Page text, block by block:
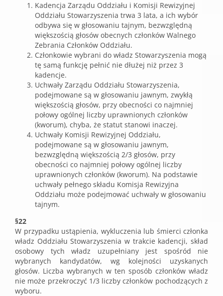
Kadencja Zarządu Oddziału i Komisji Rewizyjnej
Oddziału Stowarzyszenia trwa 3 lata, a ich wybór
odbywa się w głosowaniu tajnym, bezwzględną
większością głosów obecnych członków Walnego
Zebrania Członków Oddziału.
Członkowie wybrani do władz Stowarzyszenia mogą
tę samą funkcję pełnić nie dłużej niż przez 3
kadencje.
Uchwały Zarządu Oddziału Stowarzyszenia,
podejmowane są w głosowaniu jawnym, zwykłą
większością głosów, przy obecności co najmniej
połowy ogólnej liczby uprawnionych członków
(kworum), chyba, że statut stanowi inaczej.
Uchwały Komisji Rewizyjnej Oddziału,
podejmowane są w głosowaniu jawnym,
bezwzględną większością 2/3 głosów, przy
obecności co najmniej połowy ogólnej liczby
uprawnionych członków (kworum). Na podstawie
uchwały pełnego składu Komisja Rewizyjna
Oddziału może podejmować uchwały w głosowaniu
tajnym.
§22
W przypadku ustąpienia, wykluczenia lub śmierci członka
władz Oddziału Stowarzyszenia w trakcie kadencji, skład
osobowy tych władz uzupełniany jest spośród nie
wybranych kandydatów, wg kolejności uzyskanych
głosów. Liczba wybranych w ten sposób członków władz
nie może przekroczyć 1/3 liczby członków pochodzących z
wyboru.